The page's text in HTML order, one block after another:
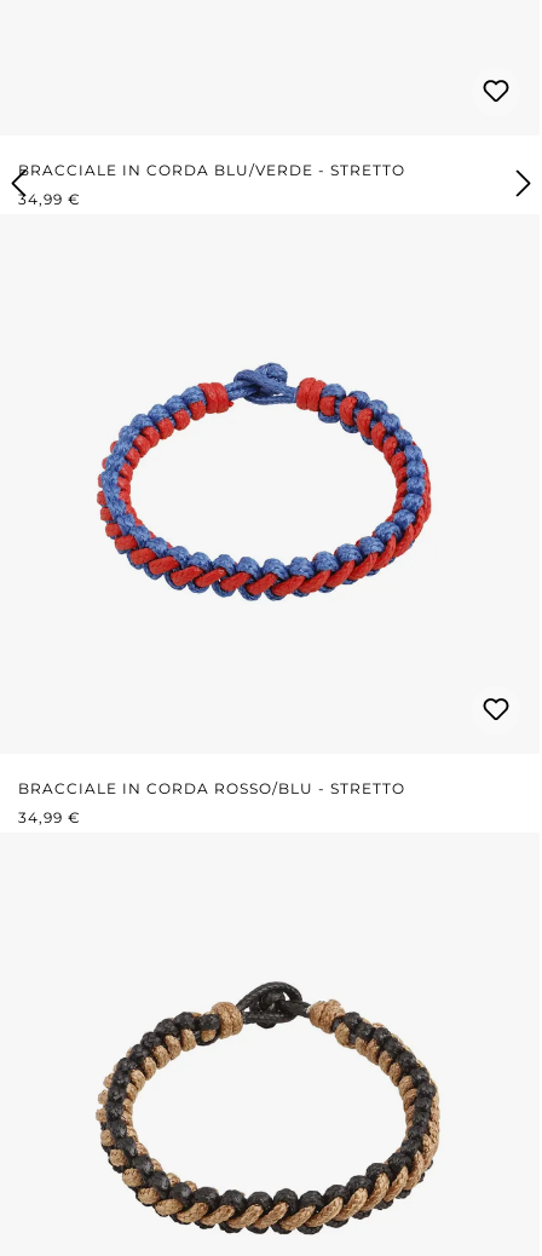
BRACCIALE IN CORDA BLU/VERDE - STRETTO
PREZZO NORMALE:
34,99 €
BRACCIALE IN CORDA ROSSO/BLU - STRETTO
PREZZO NORMALE:
34,99 €